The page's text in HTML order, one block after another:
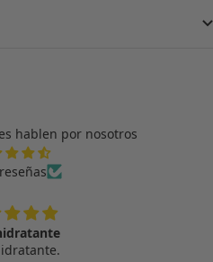
hablen por nosotros